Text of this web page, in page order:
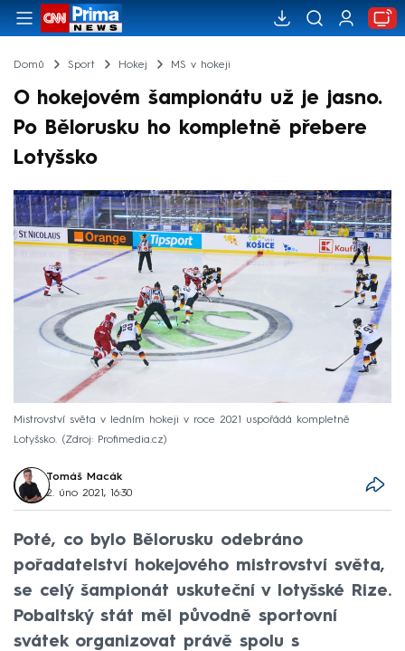
Domů Sport Hokej MS v hokeji
O hokejovém šampionátu už je jasno.
Po Bělorusku ho kompletně přebere
Lotyšsko
Mistrovství světa v ledním hokeji v roce 2021 uspořádá kompletně
Lotyšsko.
Zdroj: Profimedia.cz
Tomáš Macák
2. úno 2021, 16:30
Poté, co bylo Bělorusku odebráno
pořadatelství hokejového mistrovství světa,
se celý šampionát uskuteční v lotyšské Rize.
Pobaltský stát měl původně sportovní
svátek organizovat právě spolu s